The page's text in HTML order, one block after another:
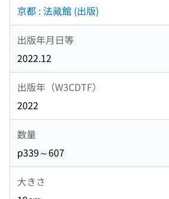
京都 : 法藏館 (出版)
出版年月日等
2022.12
出版年（W3CDTF）
2022
数量
p339～607
大きさ